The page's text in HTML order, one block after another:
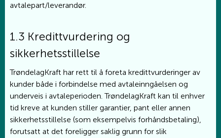
avtalepart/leverandør.
1.3 Kredittvurdering og
sikkerhetsstillelse
TrøndelagKraft har rett til å foreta kredittvurderinger av
kunder både i forbindelse med avtaleinngåelsen og
underveis i avtaleperioden. TrøndelagKraft kan til enhver
tid kreve at kunden stiller garantier, pant eller annen
sikkerhetsstillelse (som eksempelvis forhåndsbetaling),
forutsatt at det foreligger saklig grunn for slik